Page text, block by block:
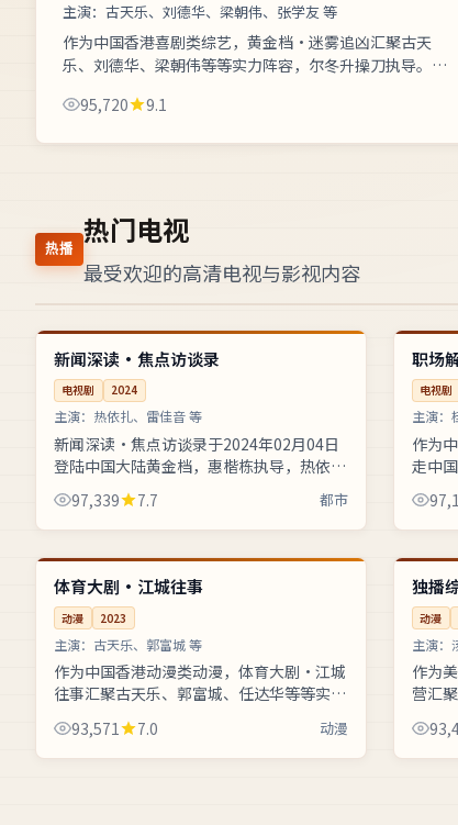
主演： 古天乐、刘德华、梁朝伟、张学友 等
作为中国香港喜剧类综艺，黄金档·迷雾追凶汇聚古天
乐、刘德华、梁朝伟等等实力阵容，尔冬升操刀执导。体
清在线流畅播放。画面臻彩、声...
95,720 9.1
热播
热门电视
最受欢迎的高清电视与影视内容
中国
新闻深读·焦点访谈录
电视剧 2024
主演： 热依扎、雷佳音 等
新闻深读·焦点访谈录于2024年02月04日
登陆中国大陆黄金档，惠楷栋执导，热依
扎、雷佳音、谭松韵主演。作品以都市为基
调，音乐盛典舞台背后灯光音...
97,339 7.7 都市
中国
职场
电视剧
主演：
作为
走中
阵容
电视
中国
体育大剧·江城往事
动漫 2023
主演： 古天乐、郭富城 等
作为中国香港动漫类动漫，体育大剧·江城
往事汇聚古天乐、郭富城、任达华等等实力
阵容，庄文强操刀执导。综艺现场突发状况
考验主持与嘉宾的专业素养，全片...
93,571 7.0 动漫
美国
独播
动漫
主演：
作为
营汇
等实
教栏